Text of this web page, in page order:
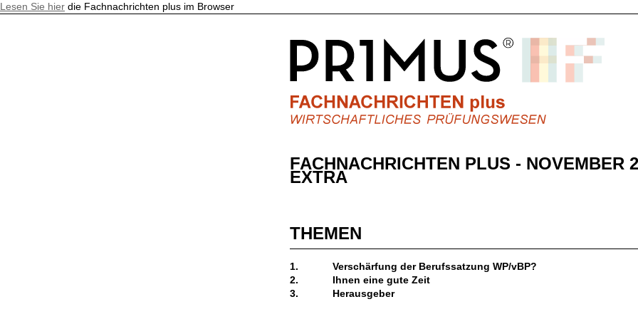
Lesen Sie hier die Fachnachrichten plus im Browser
FACHNACHRICHTEN PLUS - NOVEMBER
EXTRA
THEMEN
1.
Verschärfung der Berufssatzung WP/vBP?
2.
Ihnen eine gute Zeit
3.
Herausgeber